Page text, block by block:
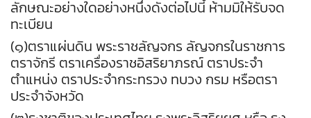
ลักษณะอย่างใดอย่างหนึ่งดังต่อไปนี้ ห้ามมิให้รับจด
ทะเบียน
(๑)ตราแผ่นดิน พระราชลัญจกร ลัญจกรในราชการ
ตราจักรี ตราเครื่องราชอิสริยาภรณ์ ตราประจำ
ตำแหน่ง ตราประจำกระทรวง ทบวง กรม หรือตรา
ประจำจังหวัด